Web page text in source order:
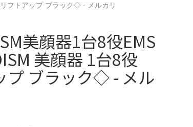
フトアップ ブラック◇ - メルカリ
美顔器1台8役EMS
美顔器 1台8役
プ ブラック◇ - メル